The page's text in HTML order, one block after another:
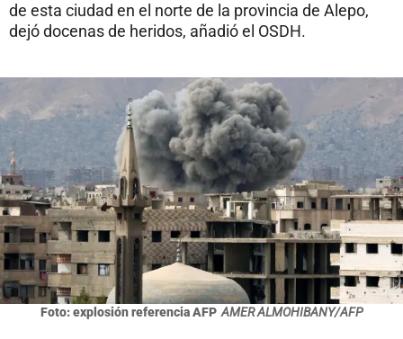
de esta ciudad en el norte de la provincia de Alepo,
dejó docenas de heridos, añadió el OSDH.
Foto: explosión referencia AFP AMER ALMOHIBANY/AFP